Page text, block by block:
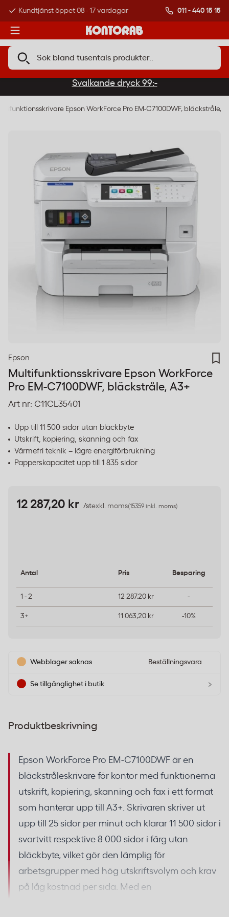
Kundtjänst öppet 08 - 17 vardagar Över 500 000
011 - 440 15 15
Svalkande dryck 99:-
Epson WorkForce Pro EM-C7100DWF, bläckstråle,
Epson
Multifunktionsskrivare Epson WorkForce
Pro EM-C7100DWF, bläckstråle, A3+
Art nr: C11CL35401
Upp till 11 500 sidor utan bläckbyte
Utskrift, kopiering, skanning och fax
Värmefri teknik – lägre energiförbrukning
Papperskapacitet upp till 1 835 sidor
12 287,20 kr /stexkl. moms(15359 inkl. moms)
Antal Pris Besparing
1 - 2 12 287,20 kr -
3+ 11 063,20 kr -10%
Webblager saknas Beställningsvara
Se tillgänglighet i butik ›
Produktbeskrivning
Epson WorkForce Pro EM-C7100DWF är en
bläckstråleskrivare för kontor med funktionerna
utskrift, kopiering, skanning och fax i ett format
som hanterar upp till A3+. Skrivaren skriver ut
upp till 25 sidor per minut och klarar 11 500 sidor i
svartvitt respektive 8 000 sidor i färg utan
bläckbyte, vilket gör den lämplig för
arbetsgrupper med hög utskriftsvolym och krav
på låg kostnad per sida. Med en